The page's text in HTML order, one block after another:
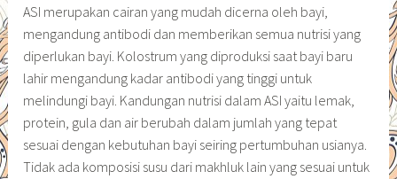
ASI merupakan cairan yang mudah dicerna oleh bayi,
mengandung antibodi dan memberikan semua nutrisi yang
diperlukan bayi. Kolostrum yang diproduksi saat bayi baru
lahir mengandung kadar antibodi yang tinggi untuk
melindungi bayi. Kandungan nutrisi dalam ASI yaitu lemak,
protein, gula dan air berubah dalam jumlah yang tepat
sesuai dengan kebutuhan bayi seiring pertumbuhan usianya.
Tidak ada komposisi susu dari makhluk lain yang sesuai untuk